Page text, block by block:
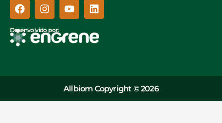
Desenvolvido por:
Allbiom Copyright © 2026